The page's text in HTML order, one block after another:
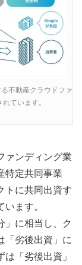
不動産クラウドファ
ています。
ァンディング業
特定共同事業
トに共同出資す
ます。
」に相当し、ク
「劣後出資」に
「劣後出資」